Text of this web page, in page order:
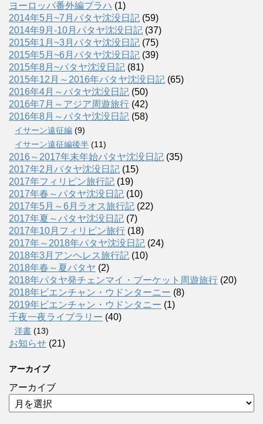
ヨーロッパ番外編プラハ (1)
2014年5月~7月パタヤ沈没日記 (59)
2014年9月-10月パタヤ沈没日記 (37)
2015年1月~3月パタヤ沈没日記 (75)
2015年5月~6月パタヤ沈没日記 (39)
2015年8月~パタヤ沈没日記 (81)
2015年12月～2016年パタヤ沈没日記 (65)
2016年4月～パタヤ沈没日記 (50)
2016年7月～アジア周遊旅行 (42)
2016年8月～パタヤ沈没日記 (58)
イサーン遠征編 (9)
イサーン遠征編後半 (11)
2016～2017年末年始パタヤ沈没日記 (35)
2017年2月パタヤ沈没日記 (15)
2017年フィリピン旅行記 (19)
2017年春～パタヤ沈没日記 (10)
2017年5月～6月ラオス旅行記 (22)
2017年夏～パタヤ沈没日記 (7)
2017年10月フィリピン旅行 (18)
2017年～2018年パタヤ沈没日記 (24)
2018年3月アンヘレス旅行記 (10)
2018年春～夏パタヤ (2)
2018年パタヤ発チェンマイ・プーケット周遊旅行 (20)
2018年ビエンチャン・ウドンターニー (8)
2019年ビエンチャン・ウドンタニー (1)
千夜一夜ライブラリー (40)
洋書 (13)
お知らせ (21)
アーカイブ
アーカイブ